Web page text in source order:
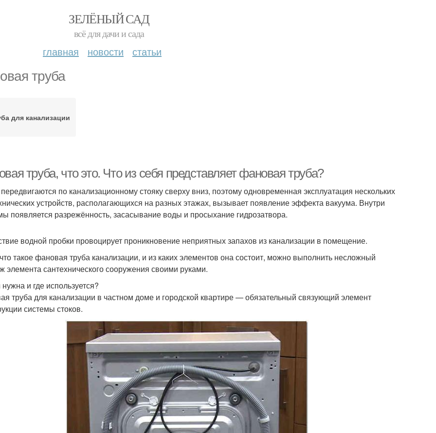
ЗЕЛЁНЫЙ САД
всё для дачи и сада
главная новости статьи
труба
для канализации
труба, что это. Что из себя представляет фановая труба?
по канализационному стояку сверху вниз, поэтому одновременная эксплуатация нескольких
устройств, располагающихся на разных этажах, вызывает появление эффекта вакуума. Внутри
появляется разрежённость, засасывание воды и просыхание гидрозатвора.
водной пробки провоцирует проникновение неприятных запахов из канализации в помещение.
такое фановая труба канализации, и из каких элементов она состоит, можно выполнить несложный
элемента сантехнического сооружения своими руками.
и где используется?
труба для канализации в частном доме и городской квартире — обязательный связующий элемент
системы стоков.